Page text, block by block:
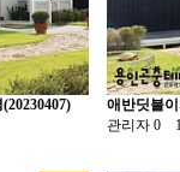
애반딧불
관리자 0